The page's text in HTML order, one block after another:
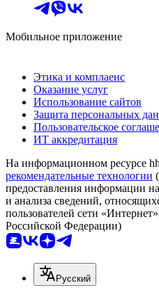
Мобильное приложение
Этика и комплаенс
Оказание услуг
Использование сайтов
Защита персональных
Пользовательское
ИТ аккредитация
На информационном ресурсе
рекомендательные технологии
предоставления информации
и анализа сведений,
пользователей сети
Российской Федерации)
Русский